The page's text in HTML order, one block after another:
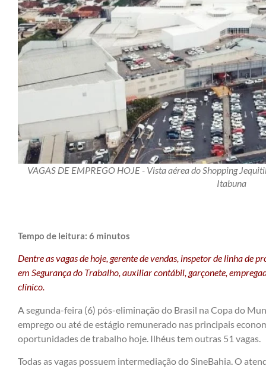
VAGAS DE EMPREGO HOJE - Vista aérea do Shopping
Itabuna
Tempo de leitura: 6 minutos
Dentre as vagas de hoje, gerente de vendas, inspetor de linha de
em Segurança do Trabalho, auxiliar contábil, garçonete,
clínico.
A segunda-feira (6) pós-eliminação do Brasil na Copa do
emprego ou até de estágio remunerado nas principais
oportunidades de trabalho hoje. Ilhéus tem outras 51 vagas.
Todas as vagas possuem intermediação do SineBahia. O